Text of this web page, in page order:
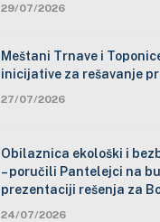
29/07/2026
Meštani Trnave i
inicijative za rešavanje
27/07/2026
Obilaznica ekološki i
– poručili Pantelejci na
prezentaciji rešenja za
24/07/2026